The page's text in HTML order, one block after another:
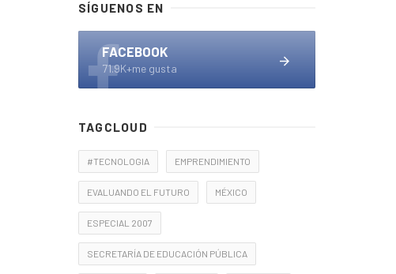
SÍGUENOS EN
FACEBOOK
71.9K+me gusta
TAGCLOUD
#TECNOLOGIA EMPRENDIMIENTO
EVALUANDO EL FUTURO MÉXICO
ESPECIAL 2007
SECRETARÍA DE EDUCACIÓN PÚBLICA